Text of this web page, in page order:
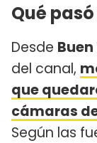
Qué
Desde
del canal,
que
cámaras
Según las